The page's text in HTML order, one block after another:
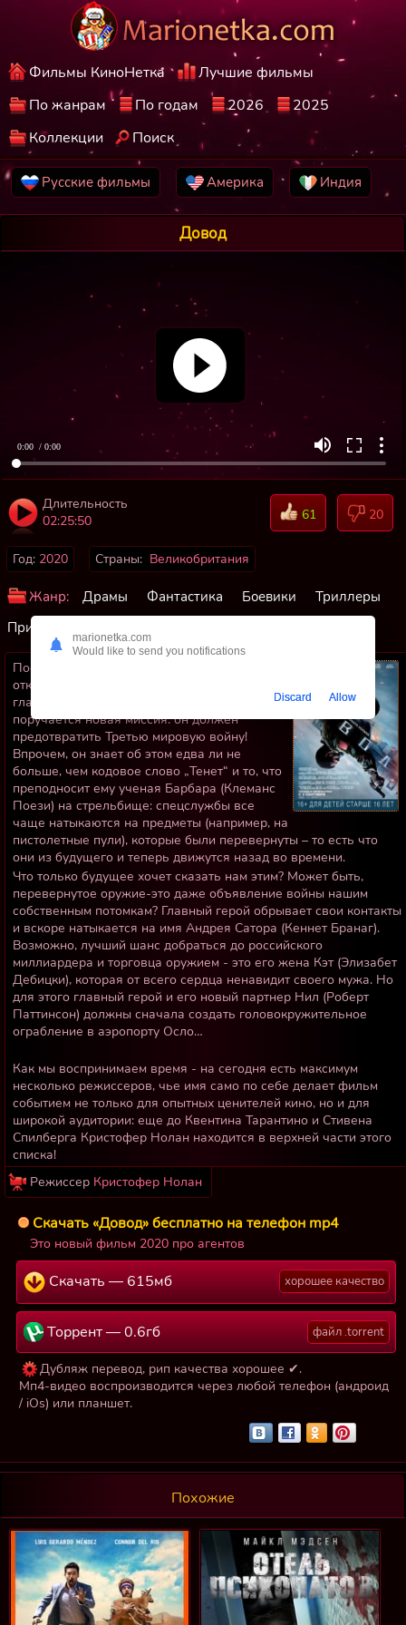
Фильмы КиноНетка
Лучшие фильмы
По жанрам
По годам 2026
2025
Коллекции
Поиск
Русские фильмы Америка Индия
Довод
0:00 / 0:00
Длительность
02:25:50
61 20
Год: 2020 Страны: Великобритания
Жанр: Драмы Фантастика Боевики
Триллеры
Приключения
После того, как он сам под пытками
отказался предать своих коллег из ЦРУ,
главному герою (Джону Дэвиду Вашингтону)
поручается новая миссия: он должен
предотвратить Третью мировую войну!
Впрочем, он знает об этом едва ли не
больше, чем кодовое слово „Тенет“ и то, что
преподносит ему ученая Барбара (Клеманс
Поези) на стрельбище: спецслужбы все
чаще натыкаются на предметы (например, на
пистолетные пули), которые были перевернуты – то есть что
они из будущего и теперь движутся назад во времени.
Что только будущее хочет сказать нам этим? Может быть,
перевернутое оружие-это даже объявление войны нашим
собственным потомкам? Главный герой обрывает свои контакты
и вскоре натыкается на имя Андрея Сатора (Кеннет Бранаг).
Возможно, лучший шанс добраться до российского
миллиардера и торговца оружием - это его жена Кэт (Элизабет
Дебицки), которая от всего сердца ненавидит своего мужа. Но
для этого главный герой и его новый партнер Нил (Роберт
Паттинсон) должны сначала создать головокружительное
ограбление в аэропорту Осло…
Как мы воспринимаем время - на сегодня есть максимум
несколько режиссеров, чье имя само по себе делает фильм
событием не только для опытных ценителей кино, но и для
широкой аудитории: еще до Квентина Тарантино и Стивена
Спилберга Кристофер Нолан находится в верхней части этого
списка!
Режиссер Кристофер Нолан
Скачать «Довод» бесплатно на телефон mp4
Это новый фильм 2020 про агентов
Скачать — 615мб хорошее качество
Торрент — 0.6гб файл .torrent
Дубляж перевод, рип качества хорошее ✔.
Мп4-видео воспроизводится через любой телефон (андроид
/ iOs) или планшет.
Похожие
marionetka.com
Would like to send you notifications
Discard Allow